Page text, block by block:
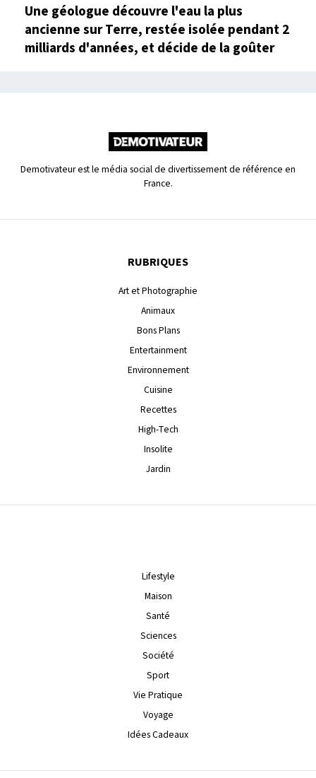
Une géologue découvre l'eau la plus
ancienne sur Terre, restée isolée pendant 2
milliards d'années, et décide de la goûter
Demotivateur est le média social de divertissement de référence en
France.
RUBRIQUES
Art et Photographie
Animaux
Bons Plans
Entertainment
Environnement
Cuisine
Recettes
High-Tech
Insolite
Jardin
Lifestyle
Maison
Santé
Sciences
Société
Sport
Vie Pratique
Voyage
Idées Cadeaux